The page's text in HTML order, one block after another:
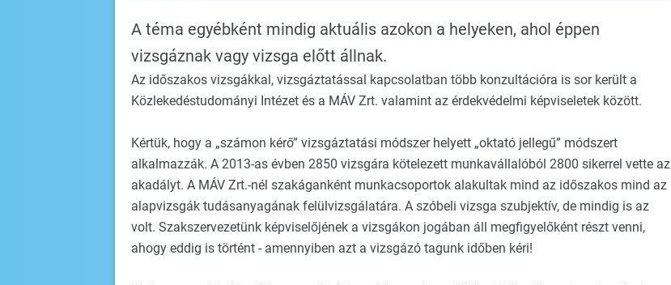
A téma egyébként mindig aktuális azokon a helyeken, ahol éppen
vizsgáznak vagy vizsga előtt állnak.
Az időszakos vizsgákkal, vizsgáztatással kapcsolatban több konzultációra is sor került a
Közlekedéstudományi Intézet és a MÁV Zrt. valamint az érdekvédelmi képviseletek között.
Kértük, hogy a „számon kérő” vizsgáztatási módszer helyett „oktató jellegű” módszert
alkalmazzák. A 2013-as évben 2850 vizsgára kötelezett munkavállalóból 2800 sikerrel vette az
akadályt. A MÁV Zrt.-nél szakáganként munkacsoportok alakultak mind az időszakos mind az
alapvizsgák tudásanyagának felülvizsgálatára. A szóbeli vizsga szubjektív, de mindig is az
volt. Szakszervezetünk képviselőjének a vizsgákon jogában áll megfigyelőként részt venni,
ahogy eddig is történt - amennyiben azt a vizsgázó tagunk időben kéri!